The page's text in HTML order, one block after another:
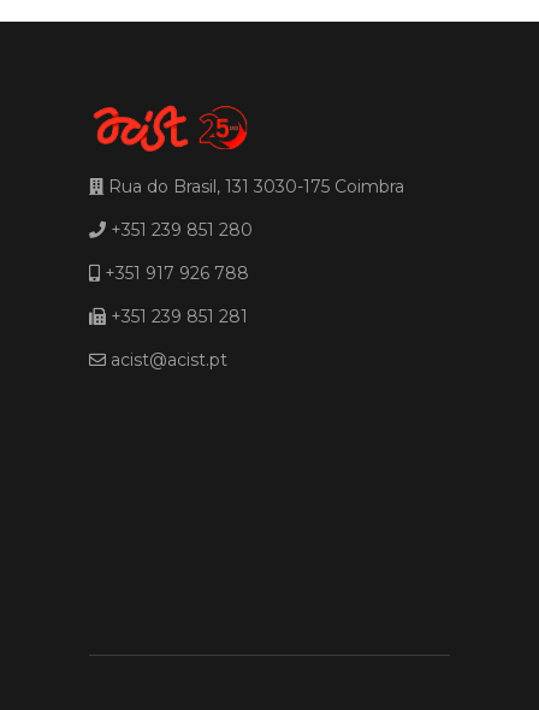
Rua do Brasil, 131 3030-175 Coimbra
+351 239 851 280
+351 917 926 788
+351 239 851 281
acist@acist.pt